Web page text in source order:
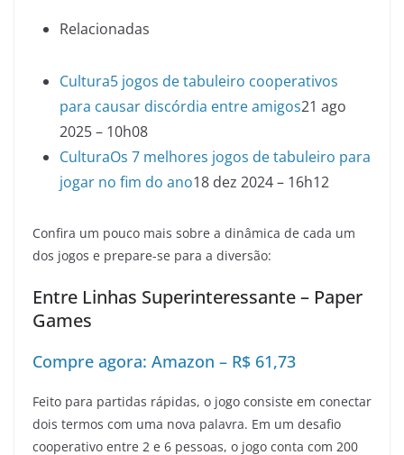
Relacionadas
Cultura5 jogos de tabuleiro cooperativos
para causar discórdia entre amigos21 ago
2025 – 10h08
CulturaOs 7 melhores jogos de tabuleiro para
jogar no fim do ano18 dez 2024 – 16h12
Confira um pouco mais sobre a dinâmica de cada um
dos jogos e prepare-se para a diversão:
Entre Linhas Superinteressante – Paper
Games
Compre agora: Amazon – R$ 61,73
Feito para partidas rápidas, o jogo consiste em conectar
dois termos com uma nova palavra. Em um desafio
cooperativo entre 2 e 6 pessoas, o jogo conta com 200